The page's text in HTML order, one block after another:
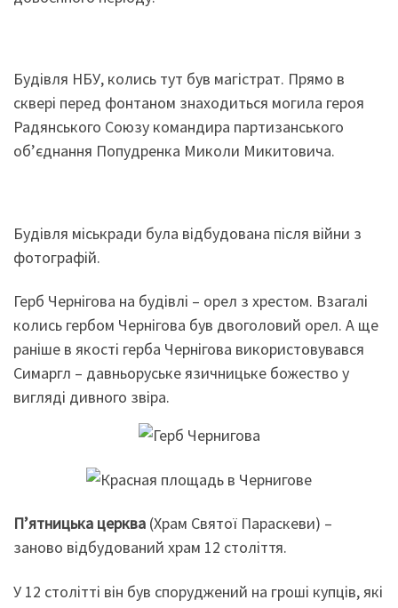
Будівля НБУ, колись тут був магістрат. Прямо в
сквері перед фонтаном знаходиться могила героя
Радянського Союзу командира партизанського
об’єднання Попудренка Миколи Микитовича.
Будівля міськради була відбудована після війни з
фотографій.
Герб Чернігова на будівлі – орел з хрестом. Взагалі
колись гербом Чернігова був двоголовий орел. А ще
раніше в якості герба Чернігова використовувався
Симаргл – давньоруське язичницьке божество у
вигляді дивного звіра.
П’ятницька церква (Храм Святої Параскеви) –
заново відбудований храм 12 століття.
У 12 столітті він був споруджений на гроші купців, які